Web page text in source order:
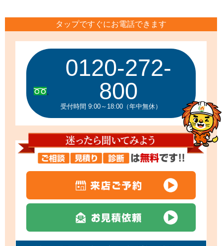
タップですぐにお電話できます
0120-272-
800
受付時間 9:00～18:00（年中無休）